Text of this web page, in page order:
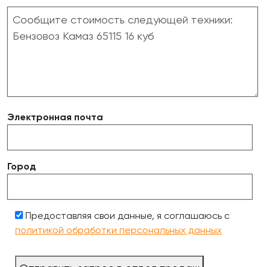
Электронная почта
Город
Предоставляя свои данные, я соглашаюсь с
политикой обработки персональных данных